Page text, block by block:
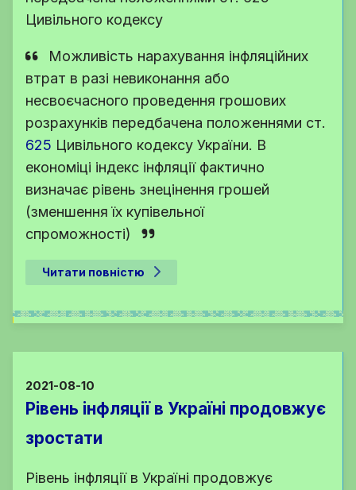
Цивільного кодексу
Можливість нарахування інфляційних
втрат в разі невиконання або
несвоєчасного проведення грошових
розрахунків передбачена положеннями ст.
625 Цивільного кодексу України. В
економіці індекс інфляції фактично
визначає рівень знецінення грошей
(зменшення їх купівельної
спроможності)
Читати повністю
2021-08-10
Рівень інфляції в Україні продовжує
зростати
Рівень інфляції в Україні продовжує